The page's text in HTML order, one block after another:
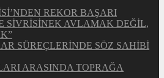
REKOR BAŞARI
SİVRİSİNEK AVLAMAK DEĞİL,
SÜREÇLERİNDE SÖZ SAHİBİ
ARASINDA TOPRAĞA